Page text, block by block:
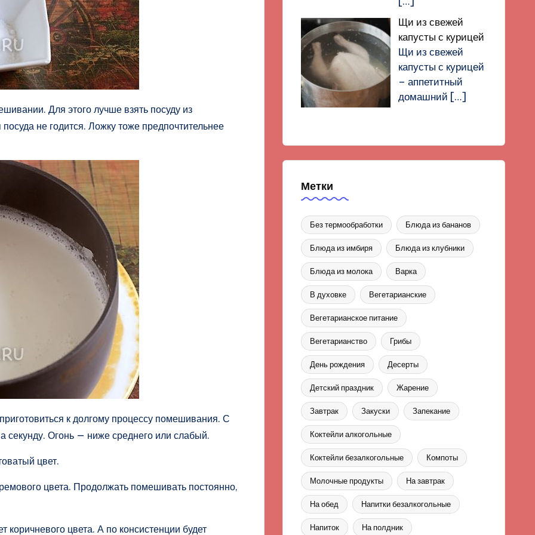
Для этого лучше взять посуду из
не годится. Ложку тоже предпочтительнее
к долгому процессу помешивания. С
секунду. Огонь — ниже среднего или слабый.
цвет.
цвета. Продолжать помешивать постоянно,
цвета. А по консистенции будет
Щи из свежей
капусты с курицей
Щи из свежей
капусты с курицей
– аппетитный
домашний […]
Метки
Без термообработки Блюда из бананов
Блюда из имбиря Блюда из клубники
Блюда из молока Варка
В духовке Вегетарианские
Вегетарианское питание
Вегетарианство Грибы
День рождения Десерты
Детский праздник Жарение
Завтрак Закуски Запекание
Коктейли алкогольные
Коктейли безалкогольные Компоты
Молочные продукты На завтрак
На обед Напитки безалкогольные
Напиток На полдник